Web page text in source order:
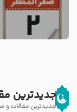
جدیدترین
جدیدترین مقالات و